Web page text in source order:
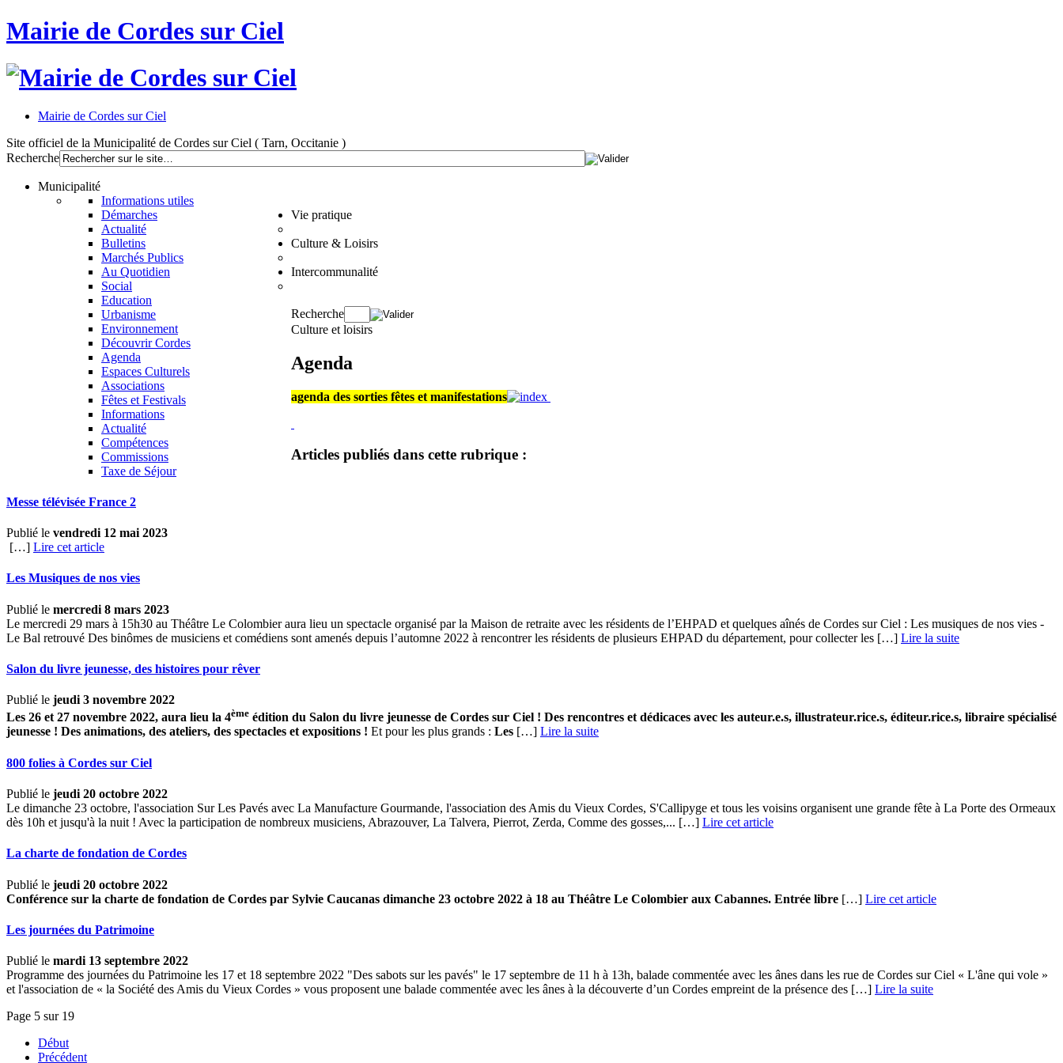
Mairie de Cordes sur Ciel
Mairie de Cordes sur Ciel
Site officiel de la Municipalité de Cordes sur Ciel ( Tarn, Occitanie )
Recherche
Municipalité
Informations utiles
Démarches
Actualité
Bulletins
Marchés Publics
Vie pratique
Au Quotidien
Social
Education
Urbanisme
Environnement
Culture & Loisirs
Découvrir Cordes
Agenda
Espaces Culturels
Associations
Fêtes et Festivals
Intercommunalité
Informations
Actualité
Compétences
Commissions
Taxe de Séjour
Recherche
Culture et loisirs
Agenda
agenda des sorties fêtes et manifestations
Articles publiés dans cette rubrique :
Messe télévisée France 2
Publié le vendredi 12 mai 2023
[…] Lire cet article
Les Musiques de nos vies
Publié le mercredi 8 mars 2023
Le mercredi 29 mars à 15h30 au Théâtre Le Colombier aura lieu un spectacle organisé par la Maison de retraite avec les résidents de l’EHPAD et quelques aînés de Cordes sur Ciel : Les musiques de nos vies -
Le Bal retrouvé Des binômes de musiciens et comédiens sont amenés depuis l’automne 2022 à rencontrer les résidents de plusieurs EHPAD du département, pour collecter les […] ­ Lire la suite
Salon du livre jeunesse, des histoires pour rêver
Publié le jeudi 3 novembre 2022
Les 26 et 27 novembre 2022, aura lieu la 4ème édition du Salon du livre jeunesse de Cordes sur Ciel ! Des rencontres et dédicaces avec les auteur.e.s, illustrateur.rice.s, éditeur.rice.s, libraire spécialisé
jeunesse ! Des animations, des ateliers, des spectacles et expositions ! Et pour les plus grands : Les […] ­ Lire la suite
800 folies à Cordes sur Ciel
Publié le jeudi 20 octobre 2022
Le dimanche 23 octobre, l'association Sur Les Pavés avec La Manufacture Gourmande, l'association des Amis du Vieux Cordes, S'Callipyge et tous les voisins organisent une grande fête à La Porte des Ormeaux
dès 10h et jusqu'à la nuit ! Avec la participation de nombreux musiciens, Abrazouver, La Talvera, Pierrot, Zerda, Comme des gosses,... […] Lire cet article
La charte de fondation de Cordes
Publié le jeudi 20 octobre 2022
Conférence sur la charte de fondation de Cordes par Sylvie Caucanas dimanche 23 octobre 2022 à 18 au Théâtre Le Colombier aux Cabannes. Entrée libre […] Lire cet article
Les journées du Patrimoine
Publié le mardi 13 septembre 2022
Programme des journées du Patrimoine les 17 et 18 septembre 2022 "Des sabots sur les pavés" le 17 septembre de 11 h à 13h, balade commentée avec les ânes dans les rue de Cordes sur Ciel « L'âne qui vole »
et l'association de « la Société des Amis du Vieux Cordes » vous proposent une balade commentée avec les ânes à la découverte d’un Cordes empreint de la présence des […] ­ Lire la suite
Page 5 sur 19
Début
Précédent